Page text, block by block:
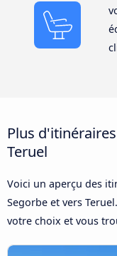
Plus
Teruel
Voici un aperçu des
Segorbe et vers
votre choix et vous